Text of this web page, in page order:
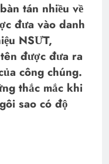
tán nhiều về
đưa vào danh
NSƯT,
được đưa ra
công chúng.
thắc mắc khi
sao có độ